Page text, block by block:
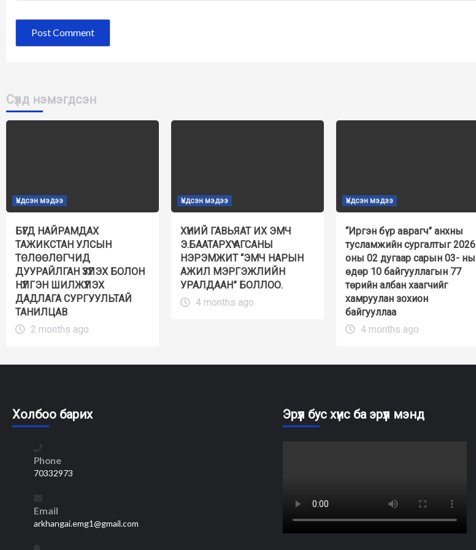
Сүүлд нэмэгдсэн
Үндсэн мэдээ
БҮГД НАЙРАМДАХ
ТАЖИКСТАН УЛСЫН
ТӨЛӨӨЛӨГЧИД
ДУУРАЙЛГАН ҮЗҮҮЛЭХ БОЛОН
НҮҮЛГЭН ШИЛЖҮҮЛЭХ
ДАДЛАГА СУРГУУЛЬТАЙ
ТАНИЛЦАВ
2 months ago
Үндсэн мэдээ
ХҮНИЙ ГАВЬЯАТ ИХ ЭМЧ
Э.БААТАРХҮҮ АГСАНЫ
НЭРЭМЖИТ “ЭМЧ НАРЫН
АЖИЛ МЭРГЭЖЛИЙН
УРАЛДААН” БОЛЛОО.
4 months ago
Үндсэн мэдээ
“Иргэн бүр аврагч” анхны
тусламжийн сургалтыг 2026
оны 02 дугаар сарын 03- ны
өдөр 10 байгууллагын 77
төрийн албан хаагчийг
хамруулан зохион
байгууллаа
4 months ago
Холбоо барих
Phone
70332973
Email
arkhangai.emg1@gmail.com
Эрүүл бус хүнс ба эрүүл мэнд